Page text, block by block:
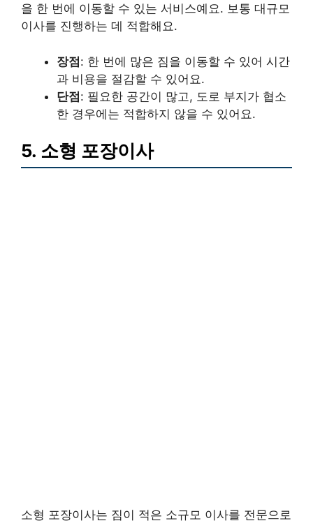
을 한 번에 이동할 수 있는 서비스예요. 보통 대규모
이사를 진행하는 데 적합해요.
장점: 한 번에 많은 짐을 이동할 수 있어 시간
과 비용을 절감할 수 있어요.
단점: 필요한 공간이 많고, 도로 부지가 협소
한 경우에는 적합하지 않을 수 있어요.
5. 소형 포장이사
소형 포장이사는 짐이 적은 소규모 이사를 전문으로